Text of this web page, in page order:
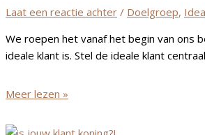
Laat een reactie achter / Doelgroep,
We roepen het vanaf het begin van ons
ideale klant is. Stel de ideale klant
Wees
eerlijk!
Meer lezen »